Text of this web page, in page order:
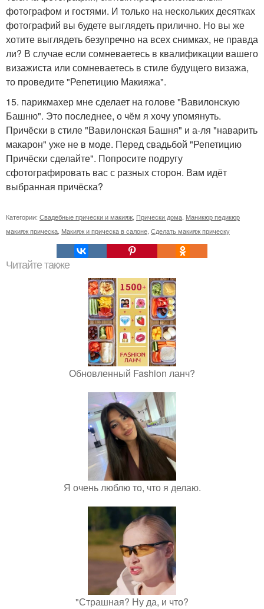
фотографом и гостями. И только на нескольких десятках
фотографий вы будете выглядеть прилично. Но вы же
хотите выглядеть безупречно на всех снимках, не правда
ли? В случае если сомневаетесь в квалификации вашего
визажиста или сомневаетесь в стиле будущего визажа,
то проведите "Репетицию Макияжа".
15. парикмахер мне сделает на голове "Вавилонскую
Башню". Это последнее, о чём я хочу упомянуть.
Причёски в стиле "Вавилонская Башня" и а-ля "наварить
макарон" уже не в моде. Перед свадьбой "Репетицию
Причёски сделайте". Попросите подругу
сфотографировать вас с разных сторон. Вам идёт
выбранная причёска?
Категории: Свадебные прически и макияж Прически дома Маникюр педикюр
макияж прическа Макияж и прическа в салоне Сделать макияж прическу
Читайте также
Обновленный Fashion ланч?
Я очень люблю то, что я делаю.
"Страшная? Ну да, и что?